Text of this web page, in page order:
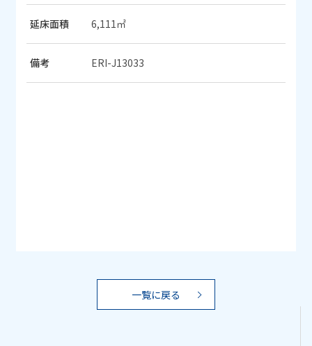
延床面積 6,111㎡
備考 ERI-J13033
一覧に戻る